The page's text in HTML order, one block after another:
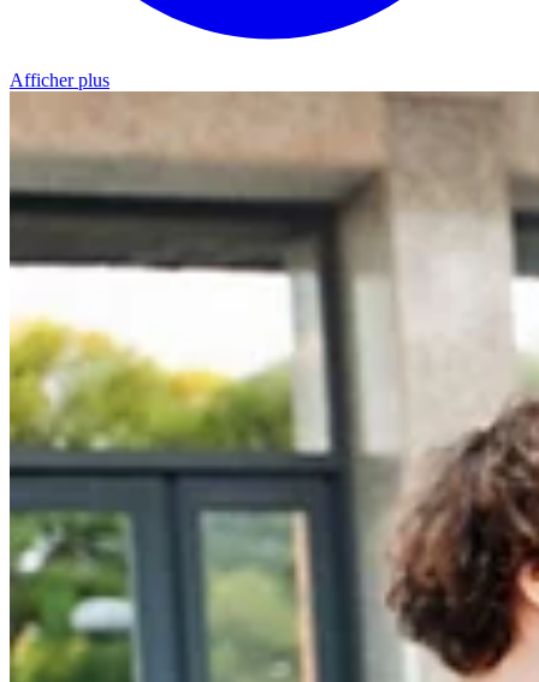
Afficher plus